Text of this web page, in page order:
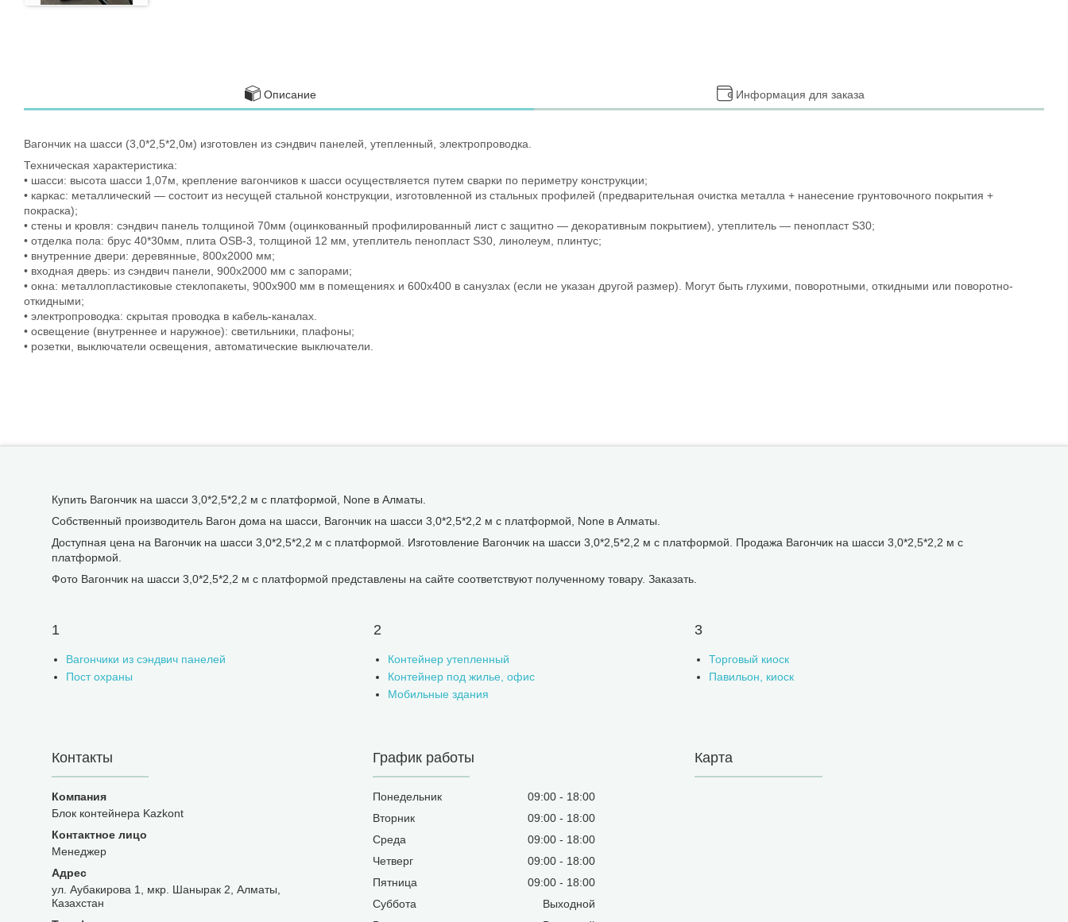
Описание Информация для заказа
Вагончик на шасси (3,0*2,5*2,0м) изготовлен из сэндвич панелей, утепленный, электропроводка.
Техническая характеристика:
• шасси: высота шасси 1,07м, крепление вагончиков к шасси осуществляется путем сварки по периметру конструкции;
• каркас: металлический — состоит из несущей стальной конструкции, изготовленной из стальных профилей (предварительная очистка металла + нанесение грунтовочного покрытия +
покраска);
• стены и кровля: сэндвич панель толщиной 70мм (оцинкованный профилированный лист с защитно — декоративным покрытием), утеплитель — пенопласт S30;
• отделка пола: брус 40*30мм, плита OSB-3, толщиной 12 мм, утеплитель пенопласт S30, линолеум, плинтус;
• внутренние двери: деревянные, 800х2000 мм;
• входная дверь: из сэндвич панели, 900х2000 мм с запорами;
• окна: металлопластиковые стеклопакеты, 900х900 мм в помещениях и 600х400 в санузлах (если не указан другой размер). Могут быть глухими, поворотными, откидными или поворотно-
откидными;
• электропроводка: скрытая проводка в кабель-каналах.
• освещение (внутреннее и наружное): светильники, плафоны;
• розетки, выключатели освещения, автоматические выключатели.
Купить Вагончик на шасси 3,0*2,5*2,2 м с платформой, None в Алматы.
Собственный производитель Вагон дома на шасси, Вагончик на шасси 3,0*2,5*2,2 м с платформой, None в Алматы.
Доступная цена на Вагончик на шасси 3,0*2,5*2,2 м с платформой. Изготовление Вагончик на шасси 3,0*2,5*2,2 м с платформой. Продажа Вагончик на шасси 3,0*2,5*2,2 м с
платформой.
Фото Вагончик на шасси 3,0*2,5*2,2 м с платформой представлены на сайте соответствуют полученному товару. Заказать.
1
Вагончики из сэндвич панелей
Пост охраны
2
Контейнер утепленный
Контейнер под жилье, офис
Мобильные здания
3
Торговый киоск
Павильон, киоск
Контакты
Блок контейнера Kazkont
Менеджер
ул. Аубакирова 1, мкр. Шанырак 2, Алматы,
Казахстан
График работы
Понедельник 09:00
18:00
Вторник
09:00
18:00
Среда
09:00
18:00
Четверг
09:00
18:00
Пятница
09:00
18:00
Суббота
Выходной
Карта